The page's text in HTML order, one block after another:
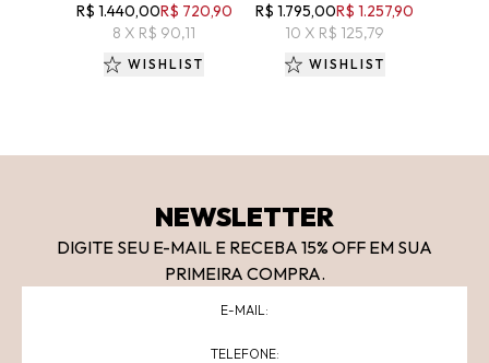
R$ 1.440,00R$ 720,90
8 X R$ 90,11
WISHLIST
R$ 1.795,00R$ 1.257,90
10 X R$ 125,79
WISHLIST
NEWSLETTER
DIGITE SEU E-MAIL E RECEBA 15% OFF EM SUA
PRIMEIRA COMPRA.